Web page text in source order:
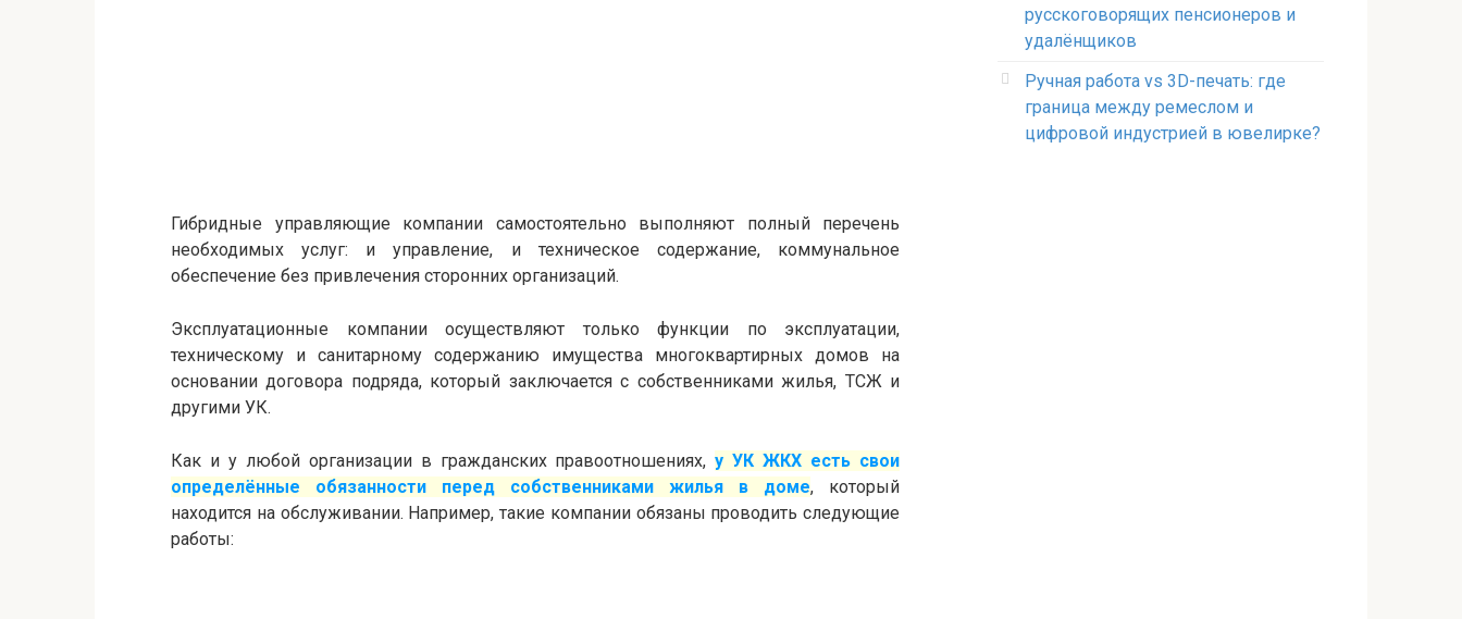
Гибридные управляющие компании самостоятельно выполняют полный перечень
необходимых услуг: и управление, и техническое содержание, коммунальное
обеспечение без привлечения сторонних организаций.
Эксплуатационные компании осуществляют только функции по эксплуатации,
техническому и санитарному содержанию имущества многоквартирных домов на
основании договора подряда, который заключается с собственниками жилья, ТСЖ и
другими УК.
Как и у любой организации в гражданских правоотношениях,у УК ЖКХ есть свои
определённые обязанности перед собственниками жилья в доме, который
находится на обслуживании. Например, такие компании обязаны проводить следующие
работы:
русскоговорящих пенсионеров и
удалёнщиков
Ручная работа vs 3D-печать: где
граница между ремеслом и
цифровой индустрией в ювелирке?